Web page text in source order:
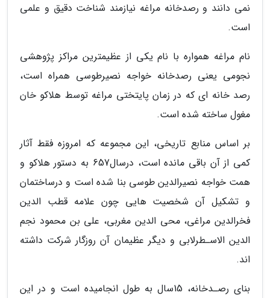
نمی دانند و رصدخانه مراغه نیازمند شناخت دقیق و علمی
است.
نام مراغه همواره با نام یکی از عظیمترین مراکز پژوهشی
نجومی یعنی رصدخانه خواجه نصیرطوسی همراه است،
رصد خانه ای که در زمان پایتختی مراغه توسط هلاکو خان
مغول ساخته شده است.
بر اساس منابع تاریخی، این مجموعه که امروزه فقط آثار
کمی از آن باقی مانده است، درسال657 به دستور هلاکو و
همت خواجه نصیرالدین طوسی بنا شده است و درساختمان
و تشکیل آن شخصیت هایی چون علامه قطب الدین
فخرالدین مراغی، محی الدین مغربی، علی بن محمود نجم
الدین الاسـطرلابی و دیگر عظیمان آن روزگار شرکت داشته
اند.
بنای رصـدخانه، 15سال به طول انجامیده است و در این